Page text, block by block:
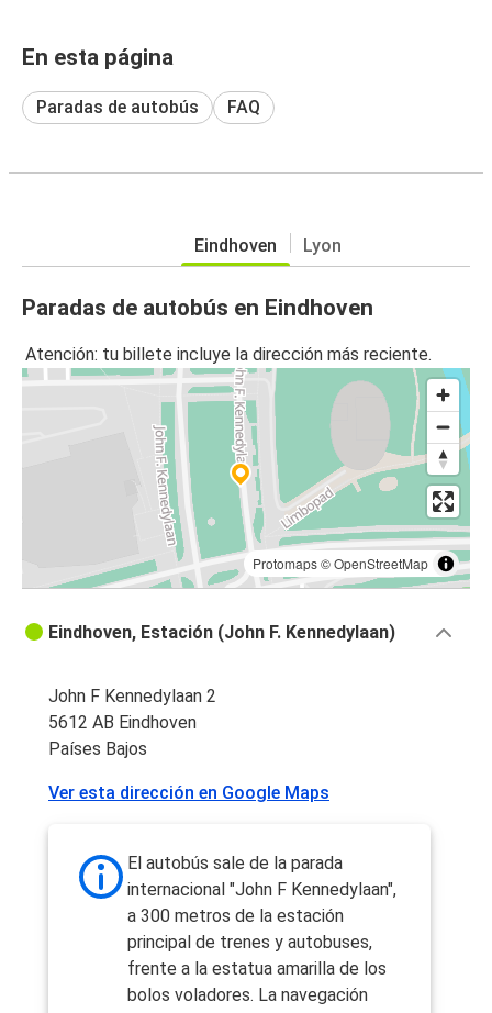
En esta página
Paradas de autobús FAQ
Eindhoven Lyon
Paradas de autobús en Eindhoven
Atención: tu billete incluye la dirección más reciente.
Protomaps©OpenStreetMap
Eindhoven, Estación (John F. Kennedylaan)
John F Kennedylaan 2
5612 AB Eindhoven
Países Bajos
Ver esta dirección en Google Maps
El autobús sale de la parada
internacional "John F Kennedylaan",
a 300 metros de la estación
principal de trenes y autobuses,
frente a la estatua amarilla de los
bolos voladores. La navegación